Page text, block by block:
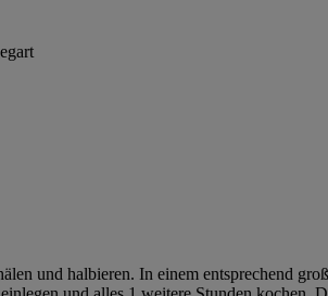
und halbieren. In einem entsprechend